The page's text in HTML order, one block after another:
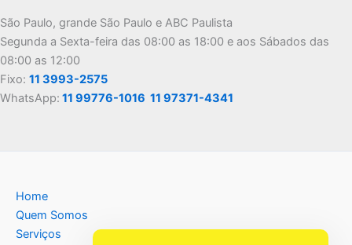
São Paulo, grande São Paulo e ABC Paulista
Segunda a Sexta-feira das 08:00 as 18:00 e aos Sábados das
08:00 as 12:00
Fixo: 11 3993-2575
WhatsApp: 11 99776-1016 11 97371-4341
Home
Quem Somos
Serviços